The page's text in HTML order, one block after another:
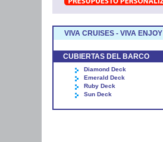
VIVA CRUISES - VIVA ENJOY
CUBIERTAS DEL BARCO
Diamond Deck
Emerald Deck
Ruby Deck
Sun Deck